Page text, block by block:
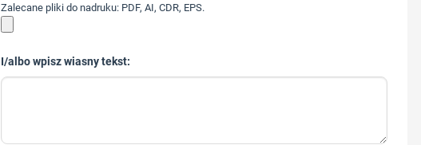
Zalecane pliki do nadruku: PDF, AI, CDR, EPS.
I/albo wpisz wiasny tekst: